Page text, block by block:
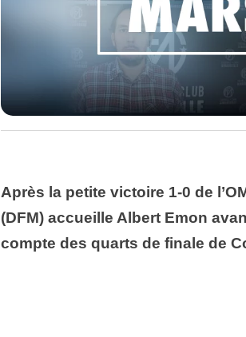
Après la petite victoire 1-0 de
(DFM) accueille Albert Emon
compte des quarts de finale de